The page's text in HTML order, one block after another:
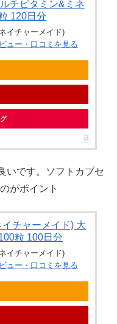
チビタミン&ミネ
120日分
イチャーメイド)
ュー・口コミを見る
いです。ソフトカプセ
がポイント
チャーメイド) 大
粒 100日分
イチャーメイド)
ュー・口コミを見る